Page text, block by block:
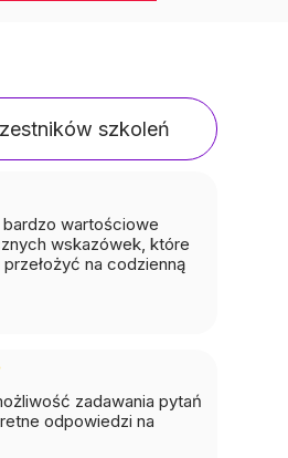
szkoleń
bardzo wartościowe
wskazówek, które
na codzienną
zadawania pytań
odpowiedzi na